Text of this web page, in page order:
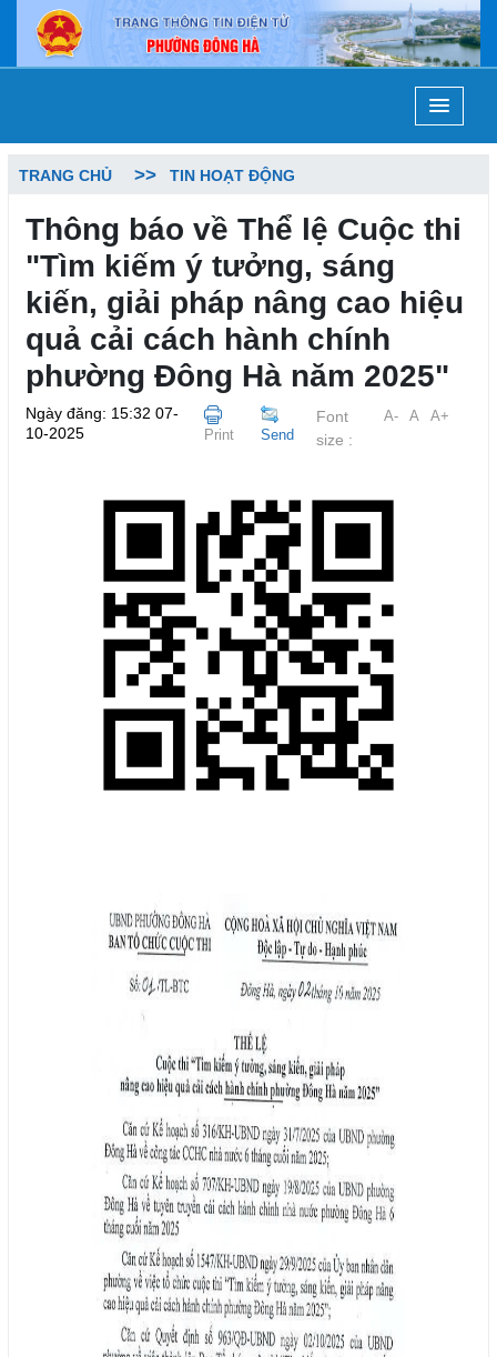
TRANG CHỦ TIN HOẠT ĐỘNG
Thông báo về Thể lệ Cuộc thi
"Tìm kiếm ý tưởng, sáng
kiến, giải pháp nâng cao hiệu
quả cải cách hành chính
phường Đông Hà năm 2025"
Ngày đăng: 15:32 07-
10-2025
Print Send
Font
size :
A- A A+